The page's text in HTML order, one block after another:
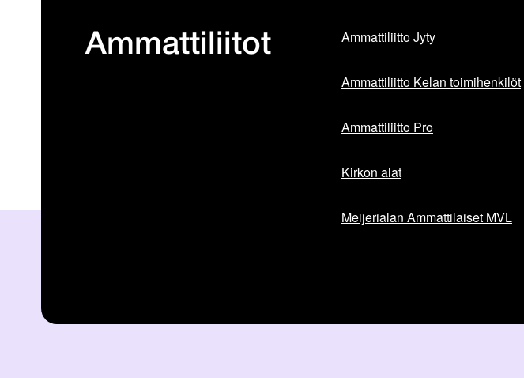
Ammattiliitot Ammattiliitto Jyty
Ammattiliitto Kelan toimihenkilöt
Ammattiliitto Pro
Kirkon alat
Meijerialan Ammattilaiset MVL